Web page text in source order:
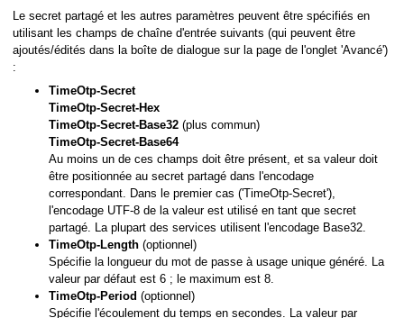
Le secret partagé et les autres paramètres peuvent être spécifiés en
utilisant les champs de chaîne d'entrée suivants (qui peuvent être
ajoutés/édités dans la boîte de dialogue sur la page de l'onglet 'Avancé')
:
TimeOtp-Secret
TimeOtp-Secret-Hex
TimeOtp-Secret-Base32 (plus commun)
TimeOtp-Secret-Base64
Au moins un de ces champs doit être présent, et sa valeur doit
être positionnée au secret partagé dans l'encodage
correspondant. Dans le premier cas ('TimeOtp-Secret'),
l'encodage UTF-8 de la valeur est utilisé en tant que secret
partagé. La plupart des services utilisent l'encodage Base32.
TimeOtp-Length (optionnel)
Spécifie la longueur du mot de passe à usage unique généré. La
valeur par défaut est 6 ; le maximum est 8.
TimeOtp-Period (optionnel)
Spécifie l'écoulement du temps en secondes. La valeur par